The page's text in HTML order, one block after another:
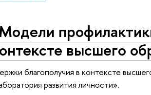
высшего
благополучия в контексте
развития личности».